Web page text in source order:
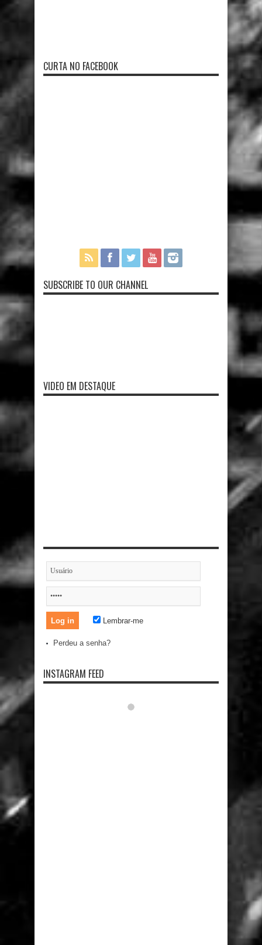
CURTA NO FACEBOOK
SUBSCRIBE TO OUR CHANNEL
VIDEO EM DESTAQUE
Lembrar-me
Perdeu a senha?
INSTAGRAM FEED